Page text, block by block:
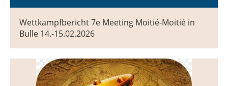
Wettkampfbericht 7e Meeting Moitié-Moitié in
Bulle 14.-15.02.2026